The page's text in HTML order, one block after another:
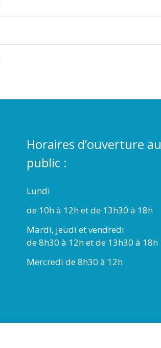
Horaires d’ouverture au
public :
Lundi
de 10h à 12h et de 13h30 à 18h
Mardi, jeudi et vendredi
de 8h30 à 12h et de 13h30 à 18h
Mercredi de 8h30 à 12h